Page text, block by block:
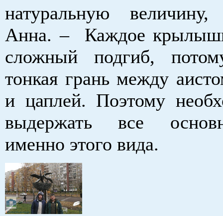
натуральную
Анна. – Каждое
сложный подгиб,
тонкая грань между
и цаплей. Поэтому
выдержать все
именно этого вида.